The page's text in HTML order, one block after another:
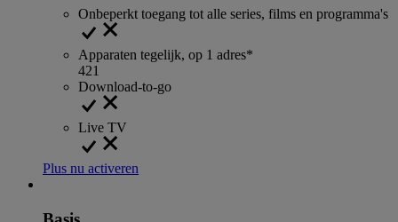
Onbeperkt toegang tot alle series, films en programma's
Apparaten tegelijk, op 1 adres*
421
Download-to-go
Live TV
Plus nu activeren